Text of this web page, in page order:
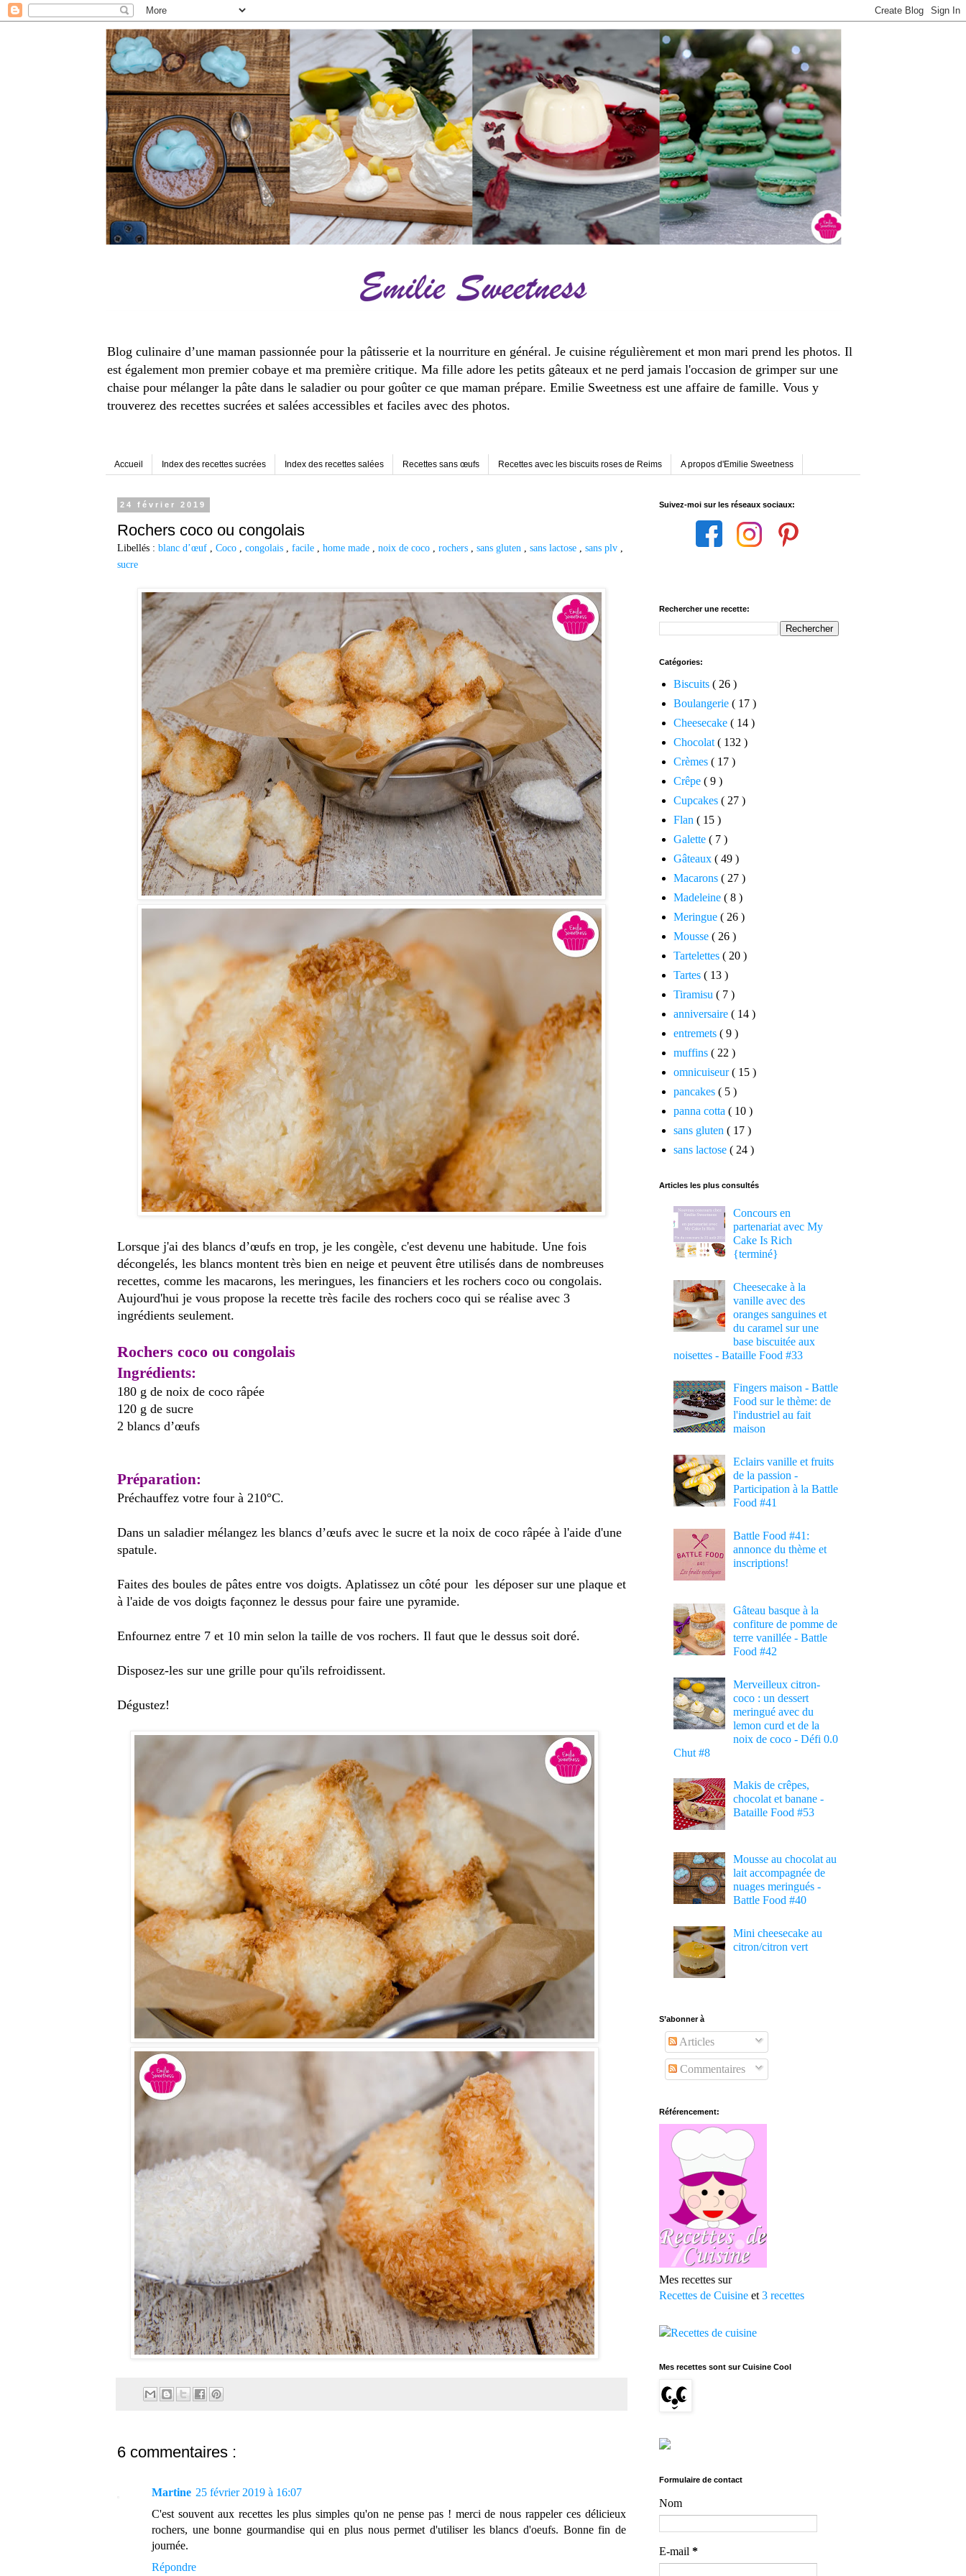
Blog culinaire d’une maman passionnée pour la pâtisserie et la nourriture en général. Je cuisine régulièrement et mon mari prend les photos. Il
est également mon premier cobaye et ma première critique. Ma fille adore les petits gâteaux et ne perd jamais l'occasion de grimper sur une
chaise pour mélanger la pâte dans le saladier ou pour goûter ce que maman prépare. Emilie Sweetness est une affaire de famille. Vous y
trouverez des recettes sucrées et salées accessibles et faciles avec des photos.
Accueil Index des recettes sucrées Index des recettes salées Recettes sans œufs Recettes avec les biscuits roses de Reims A propos d'Emilie Sweetness
24 février 2019
Rochers coco ou congolais
Libellés : blanc d’œuf Coco congolais facile home made noix de coco rochers sans gluten sans lactose sans plv
sucre
Lorsque j'ai des blancs d’œufs en trop, je les congèle, c'est devenu une habitude. Une fois
décongelés, les blancs montent très bien en neige et peuvent être utilisés dans de nombreuses
recettes, comme les macarons, les meringues, les financiers et les rochers coco ou congolais.
Aujourd'hui je vous propose la recette très facile des rochers coco qui se réalise avec 3
ingrédients seulement.
Rochers coco ou congolais
Ingrédients:
180 g de noix de coco râpée
120 g de sucre
2 blancs d’œufs
Préparation:
Préchauffez votre four à 210°C.
Dans un saladier mélangez les blancs d’œufs avec le sucre et la noix de coco râpée à l'aide d'une
spatule.
Faites des boules de pâtes entre vos doigts. Aplatissez un côté pour les déposer sur une plaque et
à l'aide de vos doigts façonnez le dessus pour faire une pyramide.
Enfournez entre 7 et 10 min selon la taille de vos rochers. Il faut que le dessus soit doré.
Disposez-les sur une grille pour qu'ils refroidissent.
Dégustez!
6 commentaires :
Martine 25 février 2019 à 16:07
C'est souvent aux recettes les plus simples qu'on ne pense pas ! merci de nous rappeler ces délicieux
rochers, une bonne gourmandise qui en plus nous permet d'utiliser les blancs d'oeufs. Bonne fin de
journée.
Répondre
Suivez-moi sur les réseaux sociaux:
Rechercher une recette:
Catégories:
Biscuits ( 26 )
Boulangerie ( 17 )
Cheesecake ( 14 )
Chocolat ( 132 )
Crèmes ( 17 )
Crêpe ( 9 )
Cupcakes ( 27 )
Flan ( 15 )
Galette ( 7 )
Gâteaux ( 49 )
Macarons ( 27 )
Madeleine ( 8 )
Meringue ( 26 )
Mousse ( 26 )
Tartelettes ( 20 )
Tartes ( 13 )
Tiramisu ( 7 )
anniversaire ( 14 )
entremets ( 9 )
muffins ( 22 )
omnicuiseur( 15 )
pancakes ( 5 )
panna cotta ( 10 )
sans gluten ( 17 )
sans lactose ( 24 )
Articles les plus consultés
Concours en
partenariat avec My
Cake Is Rich
{terminé}
Cheesecake à la
vanille avec des
oranges sanguines et
du caramel sur une
base biscuitée aux
noisettes - Bataille Food #33
Fingers maison - Battle
Food sur le thème: de
l'industriel au fait
maison
Eclairs vanille et fruits
de la passion -
Participation à la Battle
Food #41
Battle Food #41:
annonce du thème et
inscriptions!
Gâteau basque à la
confiture de pomme de
terre vanillée - Battle
Food #42
Merveilleux citron-
coco : un dessert
meringué avec du
lemon curd et de la
noix de coco - Défi 0.0
Chut #8
Makis de crêpes,
chocolat et banane -
Bataille Food #53
Mousse au chocolat au
lait accompagnée de
nuages meringués -
Battle Food #40
Mini cheesecake au
citron/citron vert
S’abonner à
Articles
Commentaires
Référencement:
Mes recettes sur
Recettes de Cuisine et 3 recettes
Mes recettes sont sur Cuisine Cool
Formulaire de contact
Nom
E-mail *